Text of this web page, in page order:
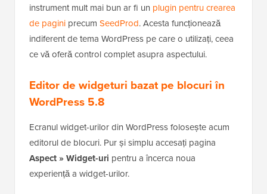
instrument mult mai bun ar fi un plugin pentru crearea
de pagini precum SeedProd. Acesta funcționează
indiferent de tema WordPress pe care o utilizați, ceea
ce vă oferă control complet asupra aspectului.
Editor de widgeturi bazat pe blocuri în
WordPress 5.8
Ecranul widget-urilor din WordPress folosește acum
editorul de blocuri. Pur și simplu accesați pagina
Aspect » Widget-uri pentru a încerca noua
experiență a widget-urilor.